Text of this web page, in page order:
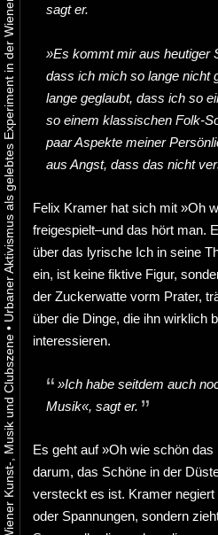
•
sagt er.
»Es kommt mir aus heutiger
dass ich mich so lange nicht
lange geglaubt, dass ich so
so einem klassischen Folk-
paar Aspekte meiner
aus Angst, dass das nicht
Felix Kramer hat sich mit »Oh
freigespielt–und das hört man.
über das lyrische Ich in seine
ein, ist keine fiktive Figur,
der Zuckerwatte vorm Prater,
über die Dinge, die ihn wirklich
interessieren.
»Ich habe seitdem auch
Musik«, sagt er.
Es geht auf »Oh wie schön
darum, das Schöne in der
versteckt es ist. Kramer
oder Spannungen, sondern